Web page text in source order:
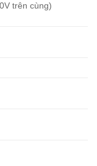
trên cùng)